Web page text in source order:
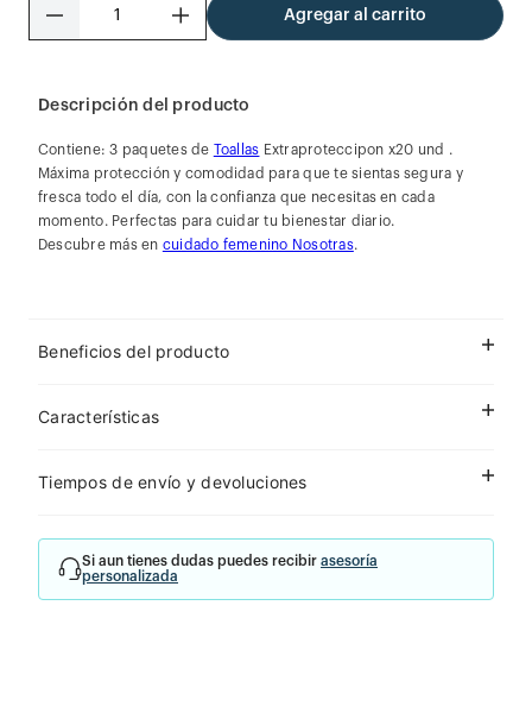
＋
－ Agregar al carrito
Descripción del producto
Contiene: 3 paquetes de Toallas Extraproteccipon x20 und .
Máxima protección y comodidad para que te sientas segura y
fresca todo el día, con la confianza que necesitas en cada
momento. Perfectas para cuidar tu bienestar diario.
Descubre más en cuidado femenino Nosotras.
Beneficios del producto
Características
Tiempos de envío y devoluciones
Si aun tienes dudas puedes recibir asesoría
personalizada